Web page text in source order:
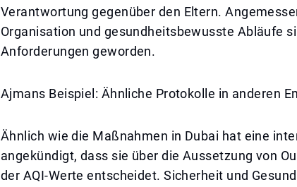
Verantwortung gegenüber den Eltern.
Organisation und gesundheitsbewusste Abläufe
Anforderungen geworden.
Ajmans Beispiel: Ähnliche Protokolle in anderen
Ähnlich wie die Maßnahmen in Dubai hat eine
angekündigt, dass sie über die Aussetzung von
der AQI-Werte entscheidet. Sicherheit und